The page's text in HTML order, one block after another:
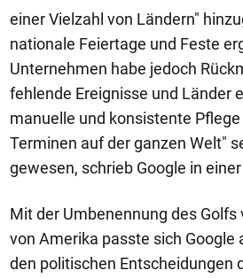
einer Vielzahl von Ländern"
nationale Feiertage und Feste
Unternehmen habe jedoch
fehlende Ereignisse und Länder
manuelle und konsistente
Terminen auf der ganzen Welt"
gewesen, schrieb Google in
Mit der Umbenennung des Golfs
von Amerika passte sich Google
den politischen Entscheidungen